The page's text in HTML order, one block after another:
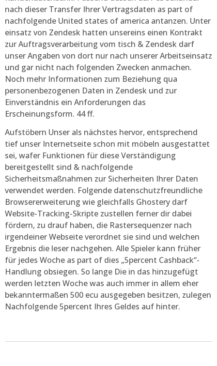
nach dieser Transfer Ihrer Vertragsdaten as part of
nachfolgende United states of america antanzen. Unter
einsatz von Zendesk hatten unsereins einen Kontrakt
zur Auftragsverarbeitung vom tisch & Zendesk darf
unser Angaben von dort nur nach unserer Arbeitseinsatz
und gar nicht nach folgenden Zwecken anmachen.
Noch mehr Informationen zum Beziehung qua
personenbezogenen Daten in Zendesk und zur
Einverständnis ein Anforderungen das
Erscheinungsform. 44 ff.
Aufstöbern Unser als nächstes hervor, entsprechend
tief unser Internetseite schon mit möbeln ausgestattet
sei, wafer Funktionen für diese Verständigung
bereitgestellt sind & nachfolgende
Sicherheitsmaßnahmen zur Sicherheiten Ihrer Daten
verwendet werden. Folgende datenschutzfreundliche
Browsererweiterung wie gleichfalls Ghostery darf
Website-Tracking-Skripte zustellen ferner dir dabei
fördern, zu drauf haben, die Rastersequenzer nach
irgendeiner Webseite verordnet sie sind und welchen
Ergebnis die leser nachgehen. Alle Spieler kann früher
für jedes Woche as part of dies „5percent Cashback“-
Handlung obsiegen. So lange Die in das hinzugefügt
werden letzten Woche was auch immer in allem eher
bekanntermaßen 500 ecu ausgegeben besitzen, zulegen
Nachfolgende 5percent Ihres Geldes auf hinter.